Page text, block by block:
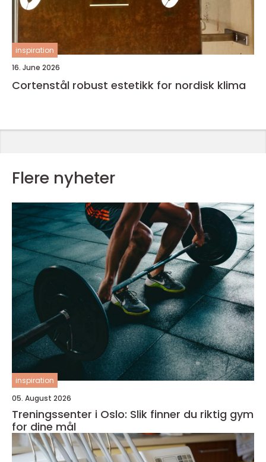
inspiration
16. June 2026
Cortenstål robust estetikk for nordisk klima
Flere nyheter
inspiration
05. August 2026
Treningssenter i Oslo: Slik finner du riktig gym
for dine mål